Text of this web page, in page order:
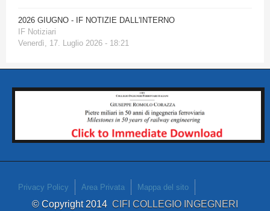
2026 GIUGNO - IF NOTIZIE DALL'INTERNO
IF Notiziari
Venerdì, 17. Luglio 2026 - 18:21
Privacy Policy Area Privata Mappa del sito
© Copyright 2014 CIFI COLLEGIO INGEGNERI